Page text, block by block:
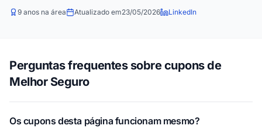
9 anos na área Atualizado em23/05/2026 LinkedIn
Perguntas frequentes sobre cupons de
Melhor Seguro
Os cupons desta página funcionam mesmo?